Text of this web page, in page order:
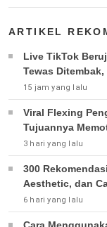
ARTIKEL
Live TikTok
Tewas
15 jam yang lalu
Viral Flexing
Tujuannya
3 hari yang lalu
300
Aesthetic, dan
6 hari yang lalu